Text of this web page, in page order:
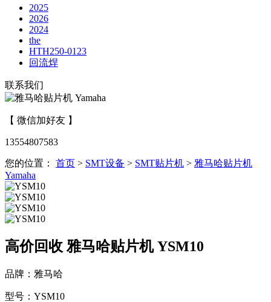
2025
2026
2024
the
HTH250-0123
回流焊
联系我们
【 微信加好友 】
13554807583
您的位置： 首页 > SMT设备 > SMT贴片机 > 雅马哈贴片机
Yamaha
高价回收 雅马哈贴片机 YSM10
品牌：雅马哈
型号：YSM10